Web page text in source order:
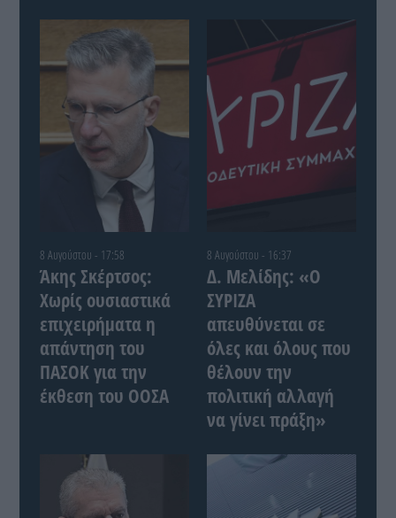
8 Αυγούστου - 17:58
Άκης Σκέρτσος:
Χωρίς ουσιαστικά
επιχειρήματα η
απάντηση του
ΠΑΣΟΚ για την
έκθεση του ΟΟΣΑ
8 Αυγούστου - 16:37
Δ. Μελίδης: «Ο
ΣΥΡΙΖΑ
απευθύνεται σε
όλες και όλους που
θέλουν την
πολιτική αλλαγή
να γίνει πράξη»